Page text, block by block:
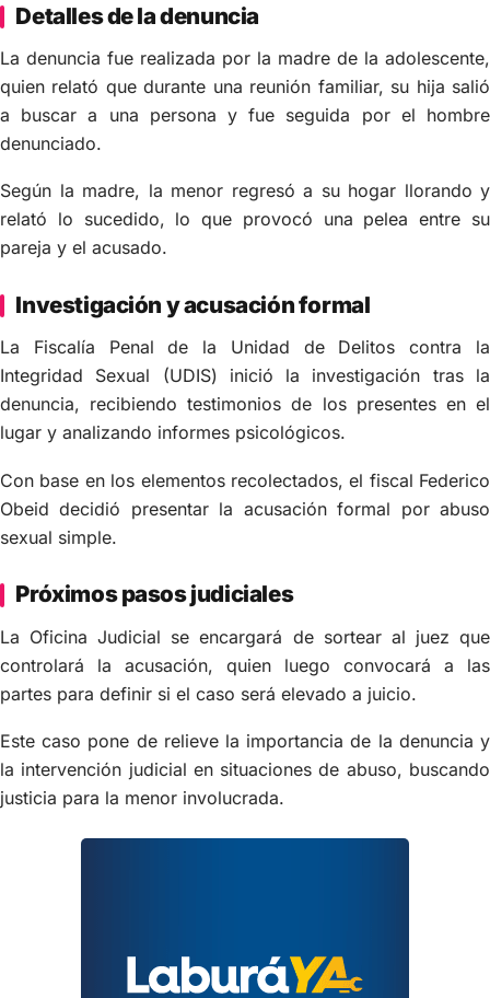
Detalles de la denuncia
La denuncia fue realizada por la madre de la adolescente,
quien relató que durante una reunión familiar, su hija salió
a buscar a una persona y fue seguida por el hombre
denunciado.
Según la madre, la menor regresó a su hogar llorando y
relató lo sucedido, lo que provocó una pelea entre su
pareja y el acusado.
Investigación y acusación formal
La Fiscalía Penal de la Unidad de Delitos contra la
Integridad Sexual (UDIS) inició la investigación tras la
denuncia, recibiendo testimonios de los presentes en el
lugar y analizando informes psicológicos.
Con base en los elementos recolectados, el fiscal Federico
Obeid decidió presentar la acusación formal por abuso
sexual simple.
Próximos pasos judiciales
La Oficina Judicial se encargará de sortear al juez que
controlará la acusación, quien luego convocará a las
partes para definir si el caso será elevado a juicio.
Este caso pone de relieve la importancia de la denuncia y
la intervención judicial en situaciones de abuso, buscando
justicia para la menor involucrada.